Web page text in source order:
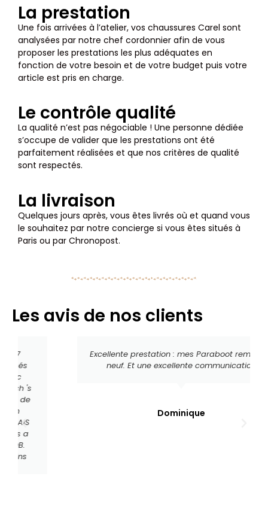
La prestation
Une fois arrivées à l’atelier, vos chaussures Carel sont
analysées par notre chef cordonnier afin de vous
proposer les prestations les plus adéquates en
fonction de votre besoin et de votre budget puis votre
article est pris en charge.
Le contrôle qualité
La qualité n’est pas négociable ! Une personne dédiée
s’occupe de valider que les prestations ont été
parfaitement réalisées et que nos critères de qualité
sont respectés.
La livraison
Quelques jours après, vous êtes livrés où et quand vous
le souhaitez par notre concierge si vous êtes situés à
Paris ou par Chronopost.
Les avis de nos clients
Excellente prestation : mes Paraboot remises à
neuf. Et une excellente communication
Dominique